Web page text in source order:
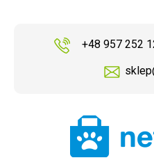
+48 957 252